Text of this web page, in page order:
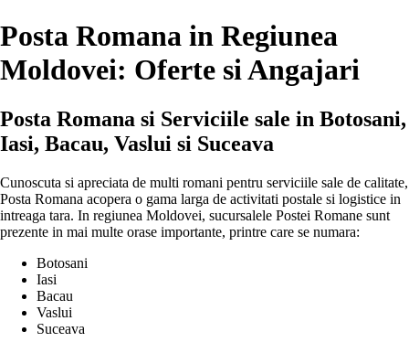
Posta Romana in Regiunea
Moldovei: Oferte si Angajari
Posta Romana si Serviciile sale in Botosani,
Iasi, Bacau, Vaslui si Suceava
Cunoscuta si apreciata de multi romani pentru serviciile sale de calitate,
Posta Romana acopera o gama larga de activitati postale si logistice in
intreaga tara. In regiunea Moldovei, sucursalele Postei Romane sunt
prezente in mai multe orase importante, printre care se numara:
Botosani
Iasi
Bacau
Vaslui
Suceava